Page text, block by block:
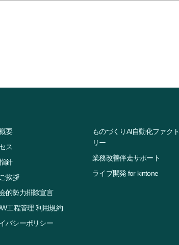
要
ス
針
挨拶
的勢力排除宣言
工程管理 利用規約
バシーポリシー
ものづくりAI自動化ファクト
リー
業務改善伴走サポート
ライブ開発 for kintone